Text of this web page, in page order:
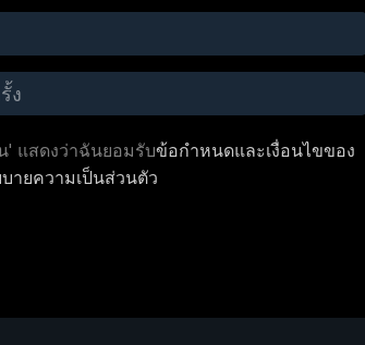
' แสดงว่าฉันยอมรับข้อกำหนดและเงื่อนไขของ
ายความเป็นส่วนตัว